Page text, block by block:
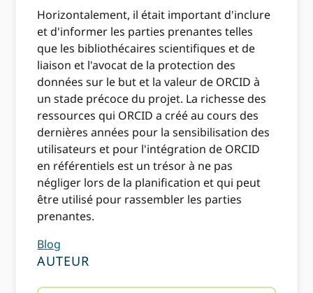
Horizontalement, il était important d'inclure
et d'informer les parties prenantes telles
que les bibliothécaires scientifiques et de
liaison et l'avocat de la protection des
données sur le but et la valeur de ORCID à
un stade précoce du projet. La richesse des
ressources qui ORCID a créé au cours des
dernières années pour la sensibilisation des
utilisateurs et pour l'intégration de ORCID
en référentiels est un trésor à ne pas
négliger lors de la planification et qui peut
être utilisé pour rassembler les parties
prenantes.
Blog
AUTEUR